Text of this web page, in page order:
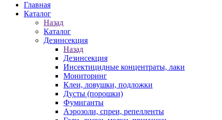
Главная
Каталог
Назад
Каталог
Дезинсекция
Назад
Дезинсекция
Инсектицидные концентраты, лаки
Мониторинг
Клеи, ловушки, подложки
Дусты (порошки)
Фумиганты
Аэрозоли, спреи, репелленты